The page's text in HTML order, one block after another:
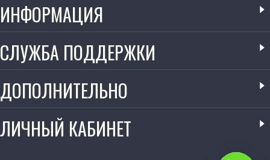
ИНФОРМАЦИЯ
СЛУЖБА ПОДДЕРЖКИ
ДОПОЛНИТЕЛЬНО
ЛИЧНЫЙ КАБИНЕТ